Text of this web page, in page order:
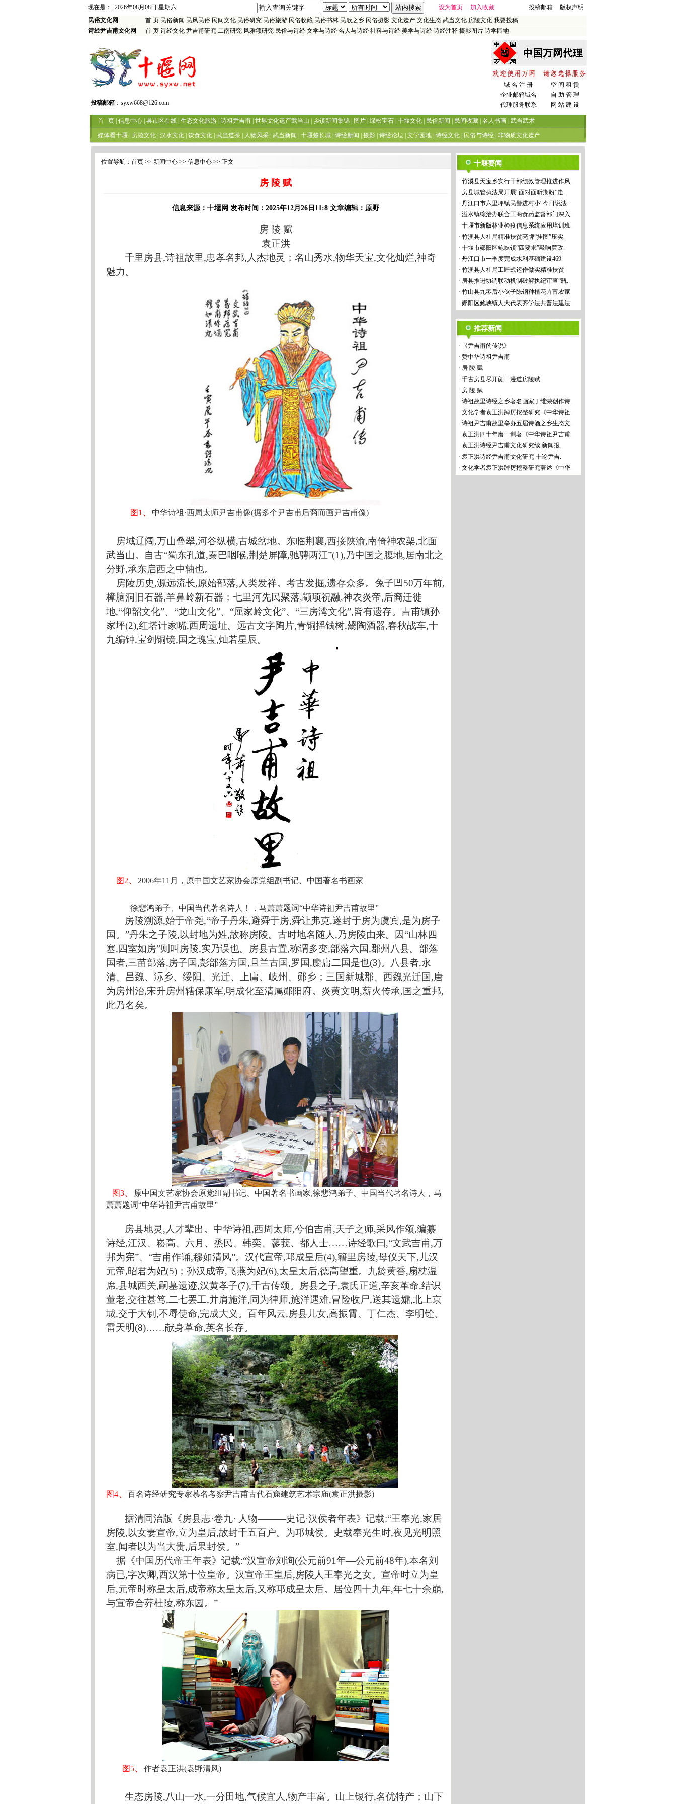
现在是： 2026年08月08日 星期六 设为首页 加入收藏 投稿邮箱
版权声明
民俗文化网
首 页 民俗新闻 民风民俗 民间文化 民俗研究 民俗旅游 民俗收藏 民俗书林 民歌之乡 民俗摄影 文化遗产 文化生态 武当文化 房陵文化 我要投稿
诗经尹吉甫文化网
首 页 诗经文化 尹吉甫研究 二南研究 风雅颂研究 民俗与诗经 文学与诗经 名人与诗经 社科与诗经 美学与诗经 诗经注释 摄影图片 诗学园地
投稿邮箱 ： syxw668@126.com
域 名 注 册
空 间 租 赁
企业邮箱域名
自 助 管 理
代理服务联系
网 站 建 设
首 页 信息中心 县市区在线 生态文化旅游 诗祖尹吉甫 世界文化遗产武当山 乡镇新闻集锦 图片 绿松宝石 十堰文化 民俗新闻 民间收藏 名人书画 武当武术
媒体看十堰 房陵文化 汉水文化 饮食文化 武当道茶 人物风采 武当新闻 十堰楚长城 诗经新闻 摄影 诗经论坛 文学园地 诗经文化 民俗与诗经 非物质文化遗产
位置导航： 首页 >> 新闻中心 >> 信息中心 >> 正文
房 陵 赋
信息来源：十堰网 发布时间：2025年12月26日11:8 文章编辑：原野
房 陵 赋
袁正洪
千里房县,诗祖故里,忠孝名邦,人杰地灵；名山秀水,物华天宝,文化灿烂,神奇
魅力。
图1 、 中华诗祖 ·西周太师尹吉甫像(据多个尹吉甫后裔而画尹吉甫像)
房域辽阔,万山叠翠,河谷纵横,古城岔地。东临荆襄,西接陕渝,南倚神农架,北面
武当山。自古“蜀东孔道,秦巴咽喉,荆楚屏障,驰骋两江”(1),乃中国之腹地,居南北之
分野,承东启西之中轴也。
房陵历史,源远流长,原始部落,人类发祥。考古发掘,遗存众多。兔子凹50万年前,
樟脑洞旧石器,羊鼻岭新石器；七里河先民聚落,颛顼祝融,神农炎帝,后裔迁徙
地,“仰韶文化”、“龙山文化”、“屈家岭文化”、“三房湾文化”,皆有遗存。吉甫镇孙
家坪(2),红塔计家嘴,西周遗址。远古文字陶片,青铜揺钱树,鬶陶酒器,春秋战车,十
九编钟,宝剑铜镜,国之瑰宝,灿若星辰。
图2、 2006年11月， 原中国文艺家协会原党组副书记、中国著名书画家
徐悲鸿弟子、中国当代著名诗人！， 马萧萧题词“中华诗祖尹吉甫故里”
房陵溯源,始于帝尧,“帝子丹朱,避舜于房,舜让弗克,遂封于房为虞宾,是为房子
国。”丹朱之子陵,以封地为姓,故称房陵。古时地名随人,乃房陵由来。因“山林四
塞,四室如房”则叫房陵,实乃误也。房县古置,称谓多变,部落六国,郡州八县。部落
国者,三苗部落,房子国,彭部落方国,且兰古国,罗国,麇庸二国是也(3)。八县者,永
清、昌魏、沶乡、绥阳、光迁、上庸、岐州、郧乡；三国新城郡、西魏光迁国,唐
为房州治,宋升房州辖保康军,明成化至清属郧阳府。炎黄文明,薪火传承,国之重邦,
此乃名矣。
图3、 原中国文艺家协会原党组副书记、中国著名书画家,徐悲鸿弟子、中国当代著名诗人， 马
萧萧题词“中华诗祖尹吉甫故里”
房县地灵,人才辈出。中华诗祖,西周太师,兮伯吉甫,天子之师,采风作颂,编纂
诗经,江汉、崧高、六月、烝民、韩奕、蓼莪、 都人士……诗经歌曰,“文武吉甫,万
邦为宪”、“吉甫作诵,穆如清风”。汉代宣帝,邛成皇后(4),籍里房陵,母仪天下,儿汉
元帝,昭君为妃(5)；孙汉成帝,飞燕为妃(6),太皇太后,德高望重。九龄黄香,扇枕温
席,县城西关,嗣墓遗迹,汉黄孝子(7),千古传颂。房县之子,袁氏正道,辛亥革命,结识
董老,交往甚笃,二七罢工,并肩施洋,同为律师,施洋遇难,冒险收尸,送其遗孀,北上京
城,交于大钊,不辱使命,完成大义。百年风云,房县儿女,高振霄、 丁仁杰、 李明铨、
雷天明(8)……献身革命,英名长存。
图4、 百名诗经研究专家慕名考察尹吉甫古代石窟建筑艺术宗庙(袁正洪摄影)
据清同治版《房县志·卷九· 人物———史记·汉侯者年表》记载:“王奉光,家居
房陵,以女妻宣帝,立为皇后,故封千五百户。为邛城侯。史载奉光生时,夜见光明照
室,闻者以为当大贵,后果封侯。”
据《中国历代帝王年表》记载:“汉宣帝刘询(公元前91年—公元前48年),本名刘
病已,字次卿,西汉第十位皇帝。汉宣帝王皇后,房陵人王奉光之女。宣帝时立为皇
后,元帝时称皇太后,成帝称太皇太后,又称邛成皇太后。居位四十九年,年七十余崩,
与宣帝合葬杜陵,称东园。”
图5、 作者袁正洪(袁野清风)
生态房陵,八山一水,一分田地,气候宜人,物产丰富。山上银行,名优特产；山下